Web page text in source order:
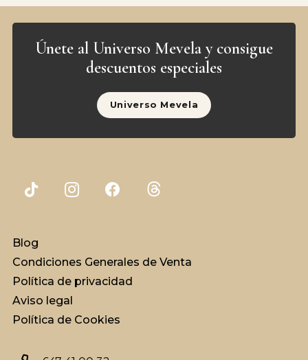
Únete al Universo Mevela y consigue
descuentos especiales
Universo Mevela
Blog
Condiciones Generales de Venta
Política de privacidad
Aviso legal
Política de Cookies